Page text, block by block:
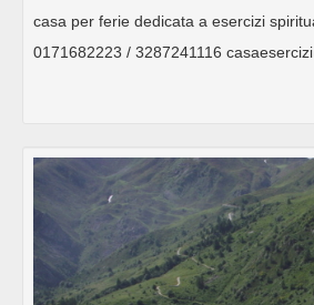
casa per ferie dedicata a esercizi
0171682223 / 3287241116